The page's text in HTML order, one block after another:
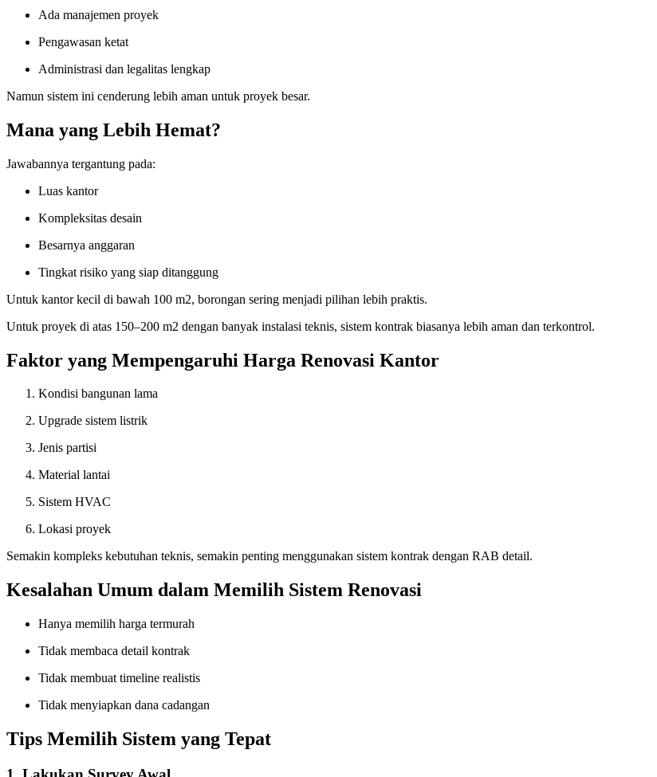
Ada manajemen proyek
Pengawasan ketat
Administrasi dan legalitas lengkap
Namun sistem ini cenderung lebih aman untuk proyek besar.
Mana yang Lebih Hemat?
Jawabannya tergantung pada:
Luas kantor
Kompleksitas desain
Besarnya anggaran
Tingkat risiko yang siap ditanggung
Untuk kantor kecil di bawah 100 m2, borongan sering menjadi pilihan lebih praktis.
Untuk proyek di atas 150–200 m2 dengan banyak instalasi teknis, sistem kontrak biasanya lebih aman dan terkontrol.
Faktor yang Mempengaruhi Harga Renovasi Kantor
Kondisi bangunan lama
Upgrade sistem listrik
Jenis partisi
Material lantai
Sistem HVAC
Lokasi proyek
Semakin kompleks kebutuhan teknis, semakin penting menggunakan sistem kontrak dengan RAB detail.
Kesalahan Umum dalam Memilih Sistem Renovasi
Hanya memilih harga termurah
Tidak membaca detail kontrak
Tidak membuat timeline realistis
Tidak menyiapkan dana cadangan
Tips Memilih Sistem yang Tepat